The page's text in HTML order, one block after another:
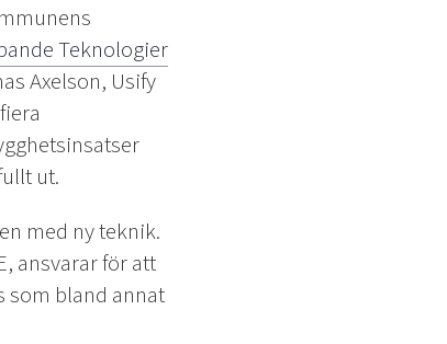
Teknologier
Axelson, Usify
ut.
med ny teknik.
ansvarar för att
som bland annat